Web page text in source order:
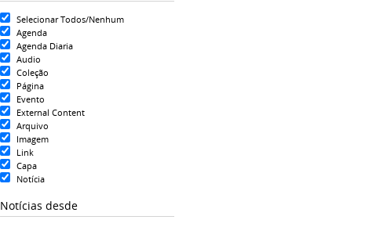
Selecionar Todos/Nenhum
Agenda
Agenda Diaria
Audio
Coleção
Página
Evento
External Content
Arquivo
Imagem
Link
Capa
Notícia
Notícias desde